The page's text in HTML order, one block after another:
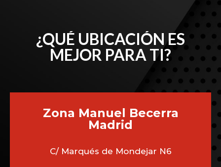
¿QUÉ UBICACIÓN ES
MEJOR PARA TI?
Zona Manuel Becerra
Madrid
C/ Marqués de Mondejar N6